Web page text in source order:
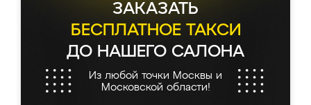
ЗАКАЗАТЬ
БЕСПЛАТНОЕ ТАКСИ
ДО НАШЕГО САЛОНА
Из любой точки Москвы и
Московской области!